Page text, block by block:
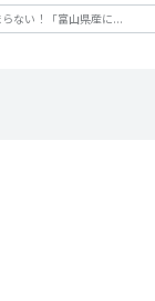
ない！「富山県産に...